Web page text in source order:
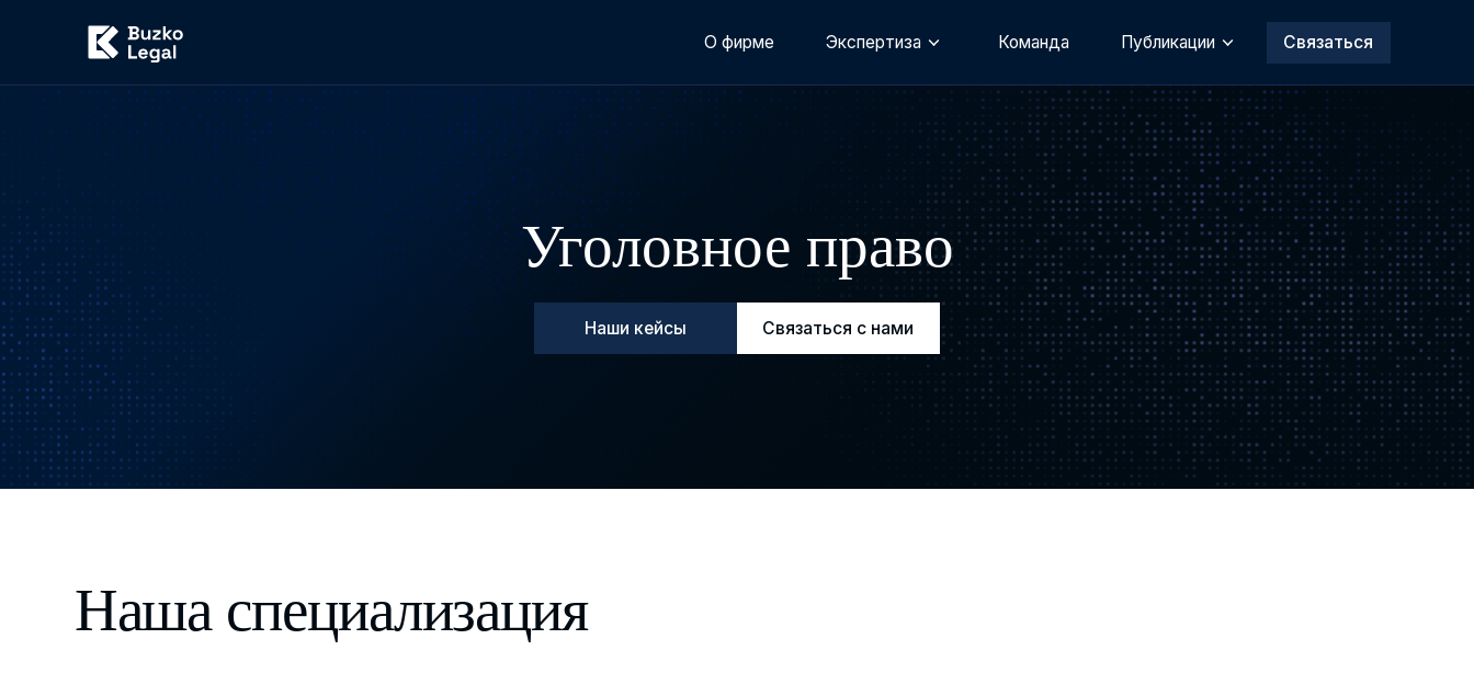
О фирме Экспертиза Команда Публикации Связаться
Уголовное право
Наши кейсы Связаться с нами
Наша специализация